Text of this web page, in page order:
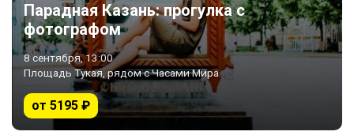
Парадная Казань: прогулка с
фотографом
8 сентября, 13:00
Площадь Тукая, рядом с Часами Мира
от 5195 ₽